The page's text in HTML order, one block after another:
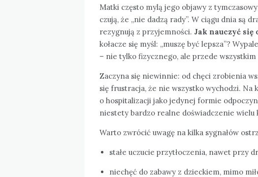
Matki często mylą jego objawy z
czują, że „nie dadzą rady”. W ciągu dnia są
rezygnują z przyjemności. Jak nauczyć się
kołacze się myśl: „muszę być lepsza”?
– nie tylko fizycznego, ale przede
Zaczyna się niewinnie: od chęci zrobienia
się frustracja, że nie wszystko wychodzi. Na
o hospitalizacji jako jedynej formie
niestety bardzo realne doświadczenie wielu
Warto zwrócić uwagę na kilka sygnałów
stałe uczucie przytłoczenia, nawet przy
niechęć do zabawy z dzieckiem, mimo